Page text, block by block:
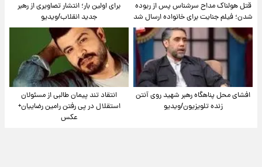
قتل هولناک مداح سرشناس پس از ربوده
شدن؛ فیلم جنایت برای خانواده ارسال شد
برای اولین بار؛ انتشار تصاویری از رهبر
جدید انقلاب/ویدیو
افشای محل پناهگاه‌ رهبر شهید روی آنتن
زنده تلویزیون/ویدیو
انتقاد تند پیمان طالبی از مسئولان
استقلال در پی رفتن رامین رضاییان+
عکس